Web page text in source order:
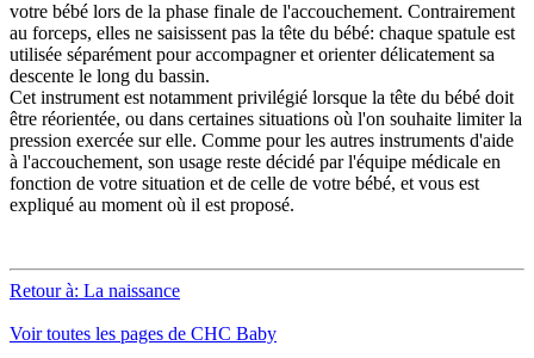
votre bébé lors de la phase finale de l'accouchement. Contrairement
au forceps, elles ne saisissent pas la tête du bébé: chaque spatule est
utilisée séparément pour accompagner et orienter délicatement sa
descente le long du bassin.
Cet instrument est notamment privilégié lorsque la tête du bébé doit
être réorientée, ou dans certaines situations où l'on souhaite limiter la
pression exercée sur elle. Comme pour les autres instruments d'aide
à l'accouchement, son usage reste décidé par l'équipe médicale en
fonction de votre situation et de celle de votre bébé, et vous est
expliqué au moment où il est proposé.
Retour à: La naissance
Voir toutes les pages de CHC Baby